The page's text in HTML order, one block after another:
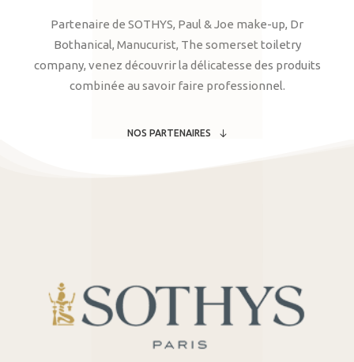
Partenaire de SOTHYS, Paul & Joe make-up, Dr
Bothanical, Manucurist, The somerset toiletry
company, venez découvrir la délicatesse des produits
combinée au savoir faire professionnel.
NOS PARTENAIRES